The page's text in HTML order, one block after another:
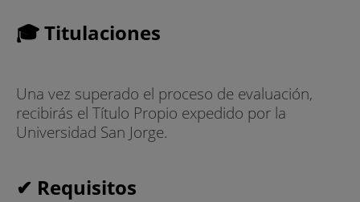
🎓 Titulaciones
Una vez superado el proceso de evaluación,
recibirás el Título Propio expedido por la
Universidad San Jorge.
✔ Requisitos